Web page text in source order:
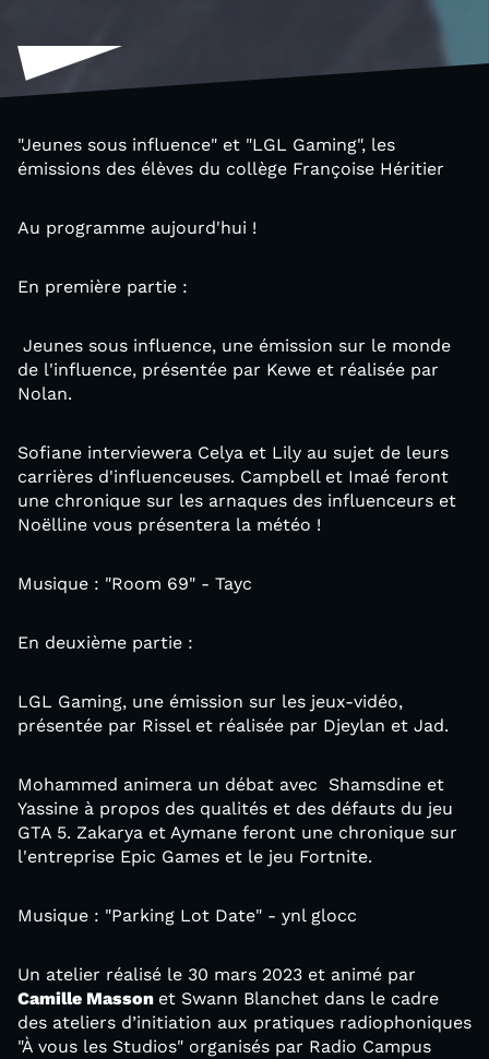
"Jeunes sous influence" et "LGL Gaming", les
émissions des élèves du collège Françoise Héritier
Au programme aujourd'hui !
En première partie :
Jeunes sous influence, une émission sur le monde
de l'influence, présentée par Kewe et réalisée par
Nolan.
Sofiane interviewera Celya et Lily au sujet de leurs
carrières d'influenceuses. Campbell et Imaé feront
une chronique sur les arnaques des influenceurs et
Noëlline vous présentera la météo !
Musique : "Room 69" - Tayc
En deuxième partie :
LGL Gaming, une émission sur les jeux-vidéo,
présentée par Rissel et réalisée par Djeylan et Jad.
Mohammed animera un débat avec Shamsdine et
Yassine à propos des qualités et des défauts du jeu
GTA 5. Zakarya et Aymane feront une chronique sur
l'entreprise Epic Games et le jeu Fortnite.
Musique : "Parking Lot Date" - ynl glocc
Un atelier réalisé le 30 mars 2023 et animé par
Camille Masson et Swann Blanchet dans le cadre
des ateliers d’initiation aux pratiques radiophoniques
"À vous les Studios" organisés par Radio Campus